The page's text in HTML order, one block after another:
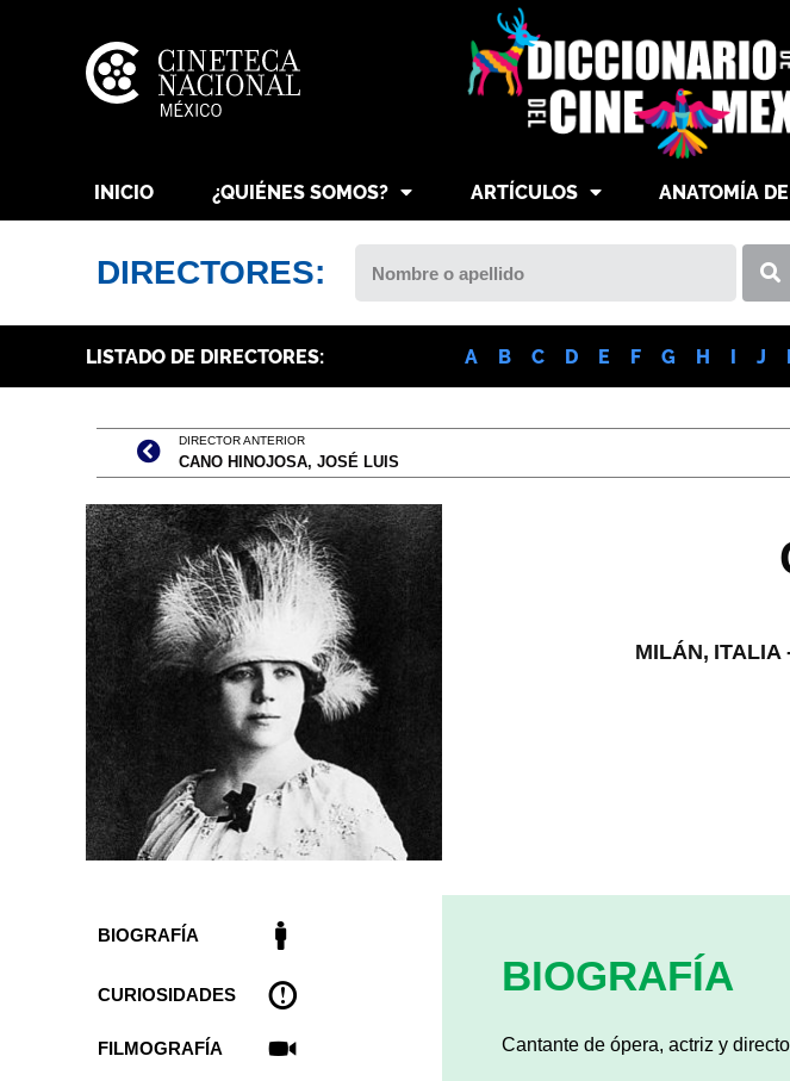
INICIO ¿QUIÉNES SOMOS? ARTÍCULOS ANATOMÍA
DIRECTORES:
LISTADO DE DIRECTORES: A B C D E F G H I J
DIRECTOR ANTERIOR
CANO HINOJOSA, JOSÉ LUIS
BIOGRAFÍA
CURIOSIDADES
FILMOGRAFÍA
MILÁN, ITALIA
BIOGRAFÍA
Cantante de ópera, actriz y